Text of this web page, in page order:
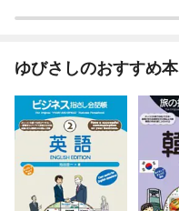
ゆびさしのおすすめ本